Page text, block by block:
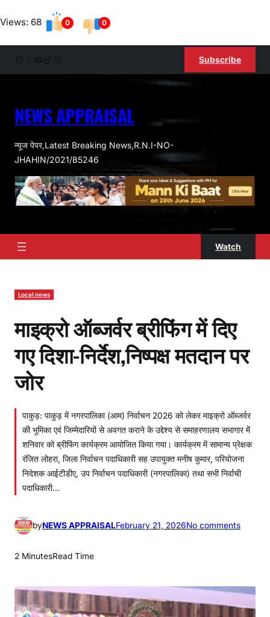
Views: 68 0 0
Subscribe
NEWS APPRAISAL
न्यूज पेपर,Latest Breaking News,R.N.I-NO-
JHAHIN/2021/85246
Watch
Local news
माइक्रो ऑब्जर्वर ब्रीफिंग में दिए
गए दिशा-निर्देश,निष्पक्ष मतदान पर
जोर
पाकुड़: पाकुड़ में नगरपालिका (आम) निर्वाचन 2026 को लेकर माइक्रो ऑब्जर्वर
की भूमिका एवं जिम्मेदारियों से अवगत कराने के उद्देश्य से समाहरणालय सभागार में
शनिवार को ब्रीफिंग कार्यक्रम आयोजित किया गया। कार्यक्रम में सामान्य प्रेक्षक
रंजित लोहरा, जिला निर्वाचन पदाधिकारी सह उपायुक्त मनीष कुमार, परियोजना
निदेशक आईटीडीए, उप निर्वाचन पदाधिकारी (नगरपालिका) तथा सभी निर्वाची
पदाधिकारी…
byNEWS APPRAISALFebruary 21, 2026No commentso
ऑ
ब्ज
2 MinutesRead Time